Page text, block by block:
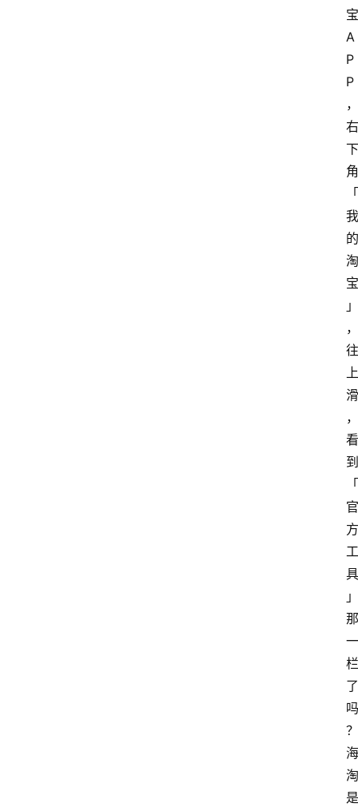
宝
A
P
P
，
右
下
角
「
我
的
淘
宝
」
，
往
上
滑
，
看
到
「
官
方
工
具
」
那
一
栏
了
吗
？
海
淘
是